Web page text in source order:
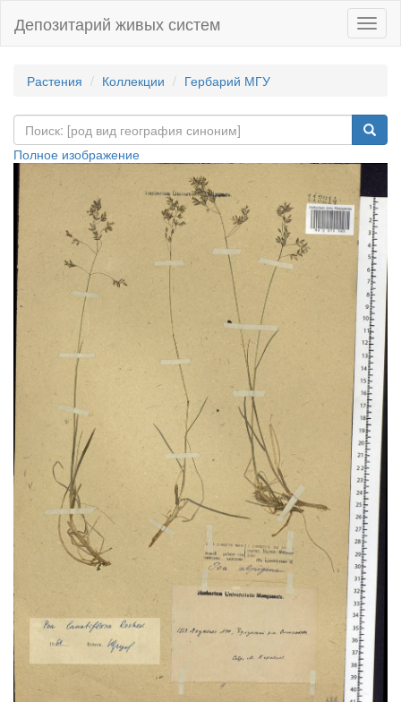
Депозитарий живых систем
Растения Коллекции Гербарий МГУ
Полное изображение